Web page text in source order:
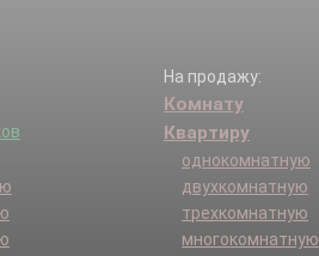
На продажу:
Комнату
Квартиру
однокомнатную
двухкомнатную
трехкомнатную
многокомнатную